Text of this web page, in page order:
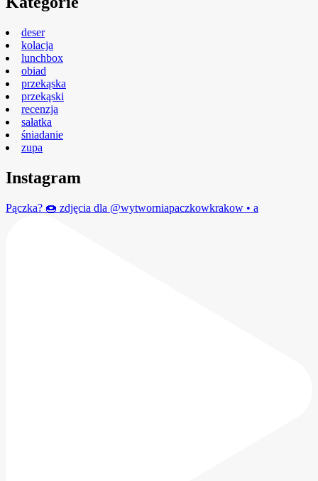
deser
kolacja
lunchbox
obiad
przekąska
przekąski
recenzja
sałatka
śniadanie
zupa
Instagram
Pączka? 🍩 zdjęcia dla @wytworniapaczkowkrakow • a